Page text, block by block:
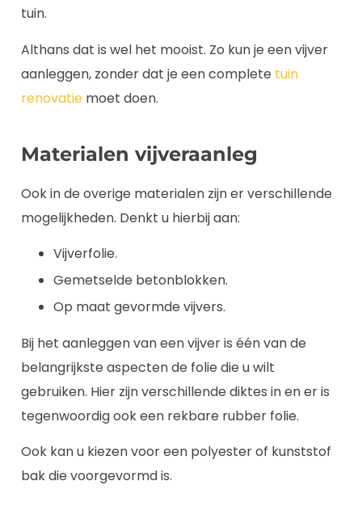
tuin.
Althans dat is wel het mooist. Zo kun je een vijver
aanleggen, zonder dat je een complete tuin
renovatie moet doen.
Materialen vijveraanleg
Ook in de overige materialen zijn er verschillende
mogelijkheden. Denkt u hierbij aan:
Vijverfolie.
Gemetselde betonblokken.
Op maat gevormde vijvers.
Bij het aanleggen van een vijver is één van de
belangrijkste aspecten de folie die u wilt
gebruiken. Hier zijn verschillende diktes in en er is
tegenwoordig ook een rekbare rubber folie.
Ook kan u kiezen voor een polyester of kunststof
bak die voorgevormd is.